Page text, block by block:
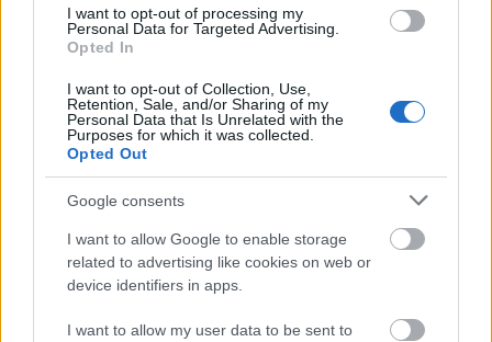
I want to opt-out of processing my
Personal Data for Targeted Advertising.
Opted In
I want to opt-out of Collection, Use,
Retention, Sale, and/or Sharing of my
Personal Data that Is Unrelated with the
Purposes for which it was collected.
Opted Out
Google consents
I want to allow Google to enable storage
related to advertising like cookies on web or
device identifiers in apps.
I want to allow my user data to be sent to
foglalja az öt nagy berlini múzeumot, amelyeket a
porosz uralkodók építettek, valamint a James Simon
Galériát, egy fogadó- és kiállító épületet. Nyáron a
Bode Múzeummal szemközti folyópart népszerű
találkozóhely a berliniek és látogatóik számára is a
Múzeum-sziget északi csücskének gyönyörű kilátása
miatt. Az UNESCO listáján szerepelnek még a
fényűző Potsdam és Berlin palotái és parkjai
>Bővebben>>>, valamint Berlin modern stílusú
lakótelepei is.